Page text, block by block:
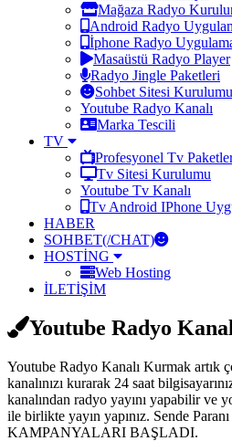
Mağaza Radyo
Android Radyo
İphone Radyo
Masaüstü Radyo Player
Radyo Jingle Paketleri
Sohbet Sitesi Kurulumu
Youtube Radyo Kanalı
Marka Tescili
TV
Profesyonel Tv
Tv Sitesi Kurulumu
Youtube Tv Kanalı
Tv Android IPhone
HABER
SOHBET(/CHAT)
HOSTİNG
Web Hosting
İLETİŞİM
Youtube Radyo
Youtube Radyo Kanalı Kurmak artık
kanalınızı kurarak 24 saat
kanalından radyo yayını yapabilir ve
ile birlikte yayın yapınız. Sende
KAMPANYALARI BAŞLADI.